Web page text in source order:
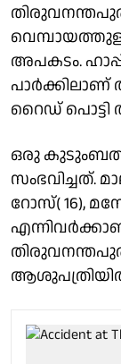
അപകടം.
പാർക്കിലാണ്
റൈഡ് പൊട്ടി
ഒരു
സംഭവിച്ചത്.
റോസ്( 16),
ആശുപത്രിയിൽ